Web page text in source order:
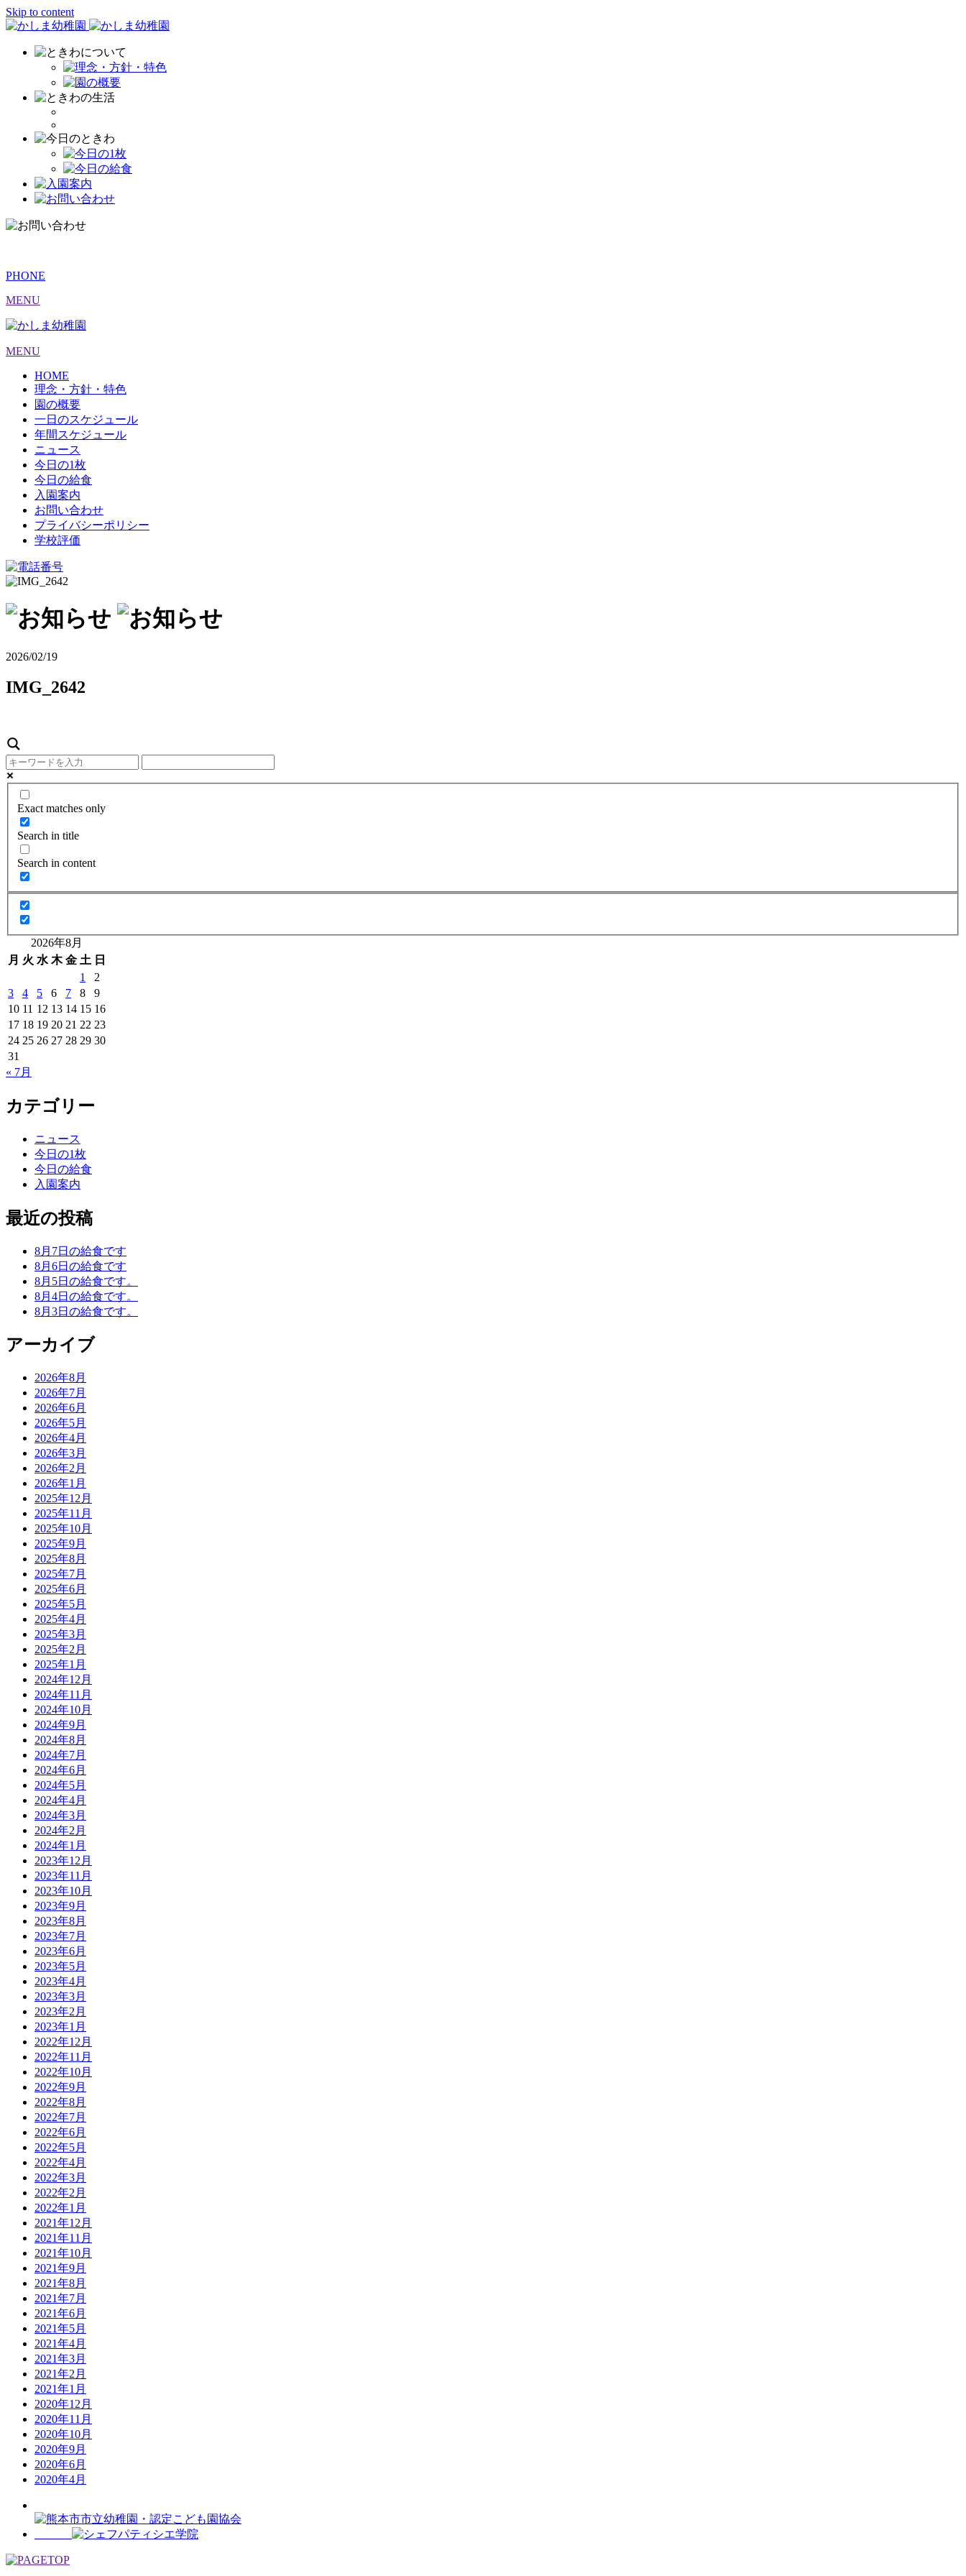
Skip to content
PHONE
MENU
MENU
HOME
理念・方針・特色
園の概要
一日のスケジュール
年間スケジュール
ニュース
今日の1枚
今日の給食
入園案内
お問い合わせ
プライバシーポリシー
学校評価
2026/02/19
IMG_2642
Exact matches only
Search in title
Search in content
2026年8月
月 火 水 木 金 土 日
1
2
3
4 5 6 7 8
9
10 11 12 13 14 15 16
17 18 19 20 21 22 23
24 25 26 27 28 29 30
31
« 7月
カテゴリー
ニュース
今日の1枚
今日の給食
入園案内
最近の投稿
8月7日の給食です
8月6日の給食です
8月5日の給食です。
8月4日の給食です。
8月3日の給食です。
アーカイブ
2026年8月
2026年7月
2026年6月
2026年5月
2026年4月
2026年3月
2026年2月
2026年1月
2025年12月
2025年11月
2025年10月
2025年9月
2025年8月
2025年7月
2025年6月
2025年5月
2025年4月
2025年3月
2025年2月
2025年1月
2024年12月
2024年11月
2024年10月
2024年9月
2024年8月
2024年7月
2024年6月
2024年5月
2024年4月
2024年3月
2024年2月
2024年1月
2023年12月
2023年11月
2023年10月
2023年9月
2023年8月
2023年7月
2023年6月
2023年5月
2023年4月
2023年3月
2023年2月
2023年1月
2022年12月
2022年11月
2022年10月
2022年9月
2022年8月
2022年7月
2022年6月
2022年5月
2022年4月
2022年3月
2022年2月
2022年1月
2021年12月
2021年11月
2021年10月
2021年9月
2021年8月
2021年7月
2021年6月
2021年5月
2021年4月
2021年3月
2021年2月
2021年1月
2020年12月
2020年11月
2020年10月
2020年9月
2020年6月
2020年4月